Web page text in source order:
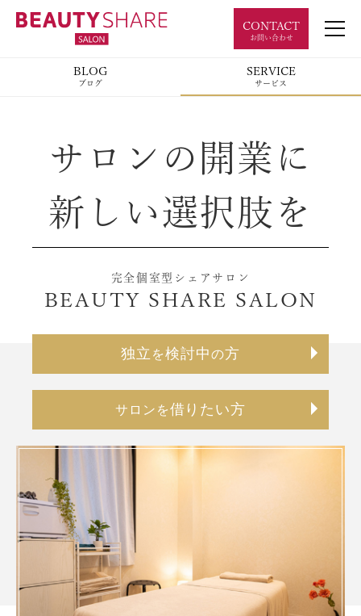
CONTACT
お問い合わせ
BLOG
ブログ
SERVICE
サービス
サロンの開業に
新しい選択肢を
完全個室型シェアサロン
BEAUTY SHARE SALON
独立 を検討中の方
サロンを借りたい方